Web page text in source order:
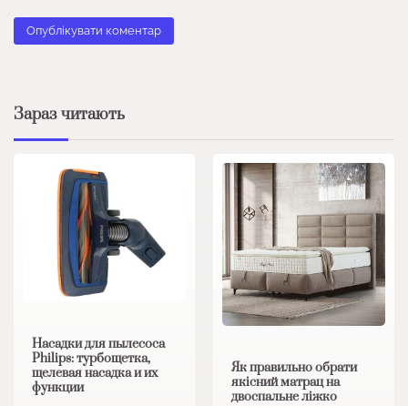
Зараз читають
Насадки для пылесоса
Philips: турбощетка,
щелевая насадка и их
функции
Як правильно обрати
якісний матрац на
двоспальне ліжко